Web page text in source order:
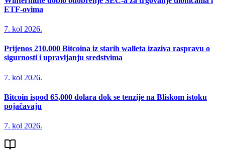
ETF-ovima
7. kol 2026.
Prijenos 210.000 Bitcoina iz starih walleta izaziva raspravu o
sigurnosti i upravljanju sredstvima
7. kol 2026.
Bitcoin ispod 65,000 dolara dok se tenzije na Bliskom istoku
pojačavaju
7. kol 2026.